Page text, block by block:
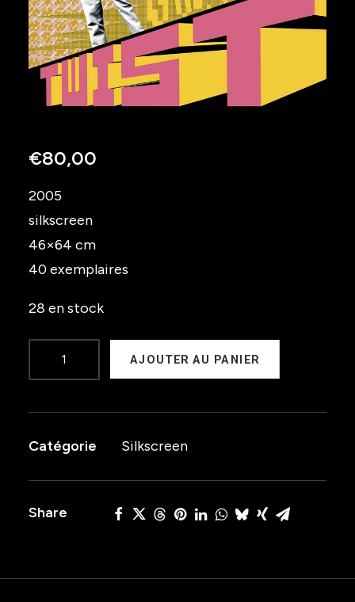
€80,00
2005
silkscreen
46×64 cm
40 exemplaires
28 en stock
de
AJOUTER AU PANIER
Catégorie Silkscreen
Share